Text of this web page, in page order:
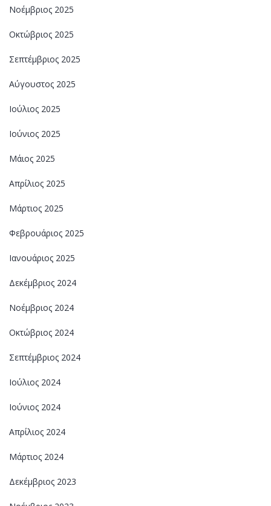
Νοέμβριος 2025
Οκτώβριος 2025
Σεπτέμβριος 2025
Αύγουστος 2025
Ιούλιος 2025
Ιούνιος 2025
Μάιος 2025
Απρίλιος 2025
Μάρτιος 2025
Φεβρουάριος 2025
Ιανουάριος 2025
Δεκέμβριος 2024
Νοέμβριος 2024
Οκτώβριος 2024
Σεπτέμβριος 2024
Ιούλιος 2024
Ιούνιος 2024
Απρίλιος 2024
Μάρτιος 2024
Δεκέμβριος 2023